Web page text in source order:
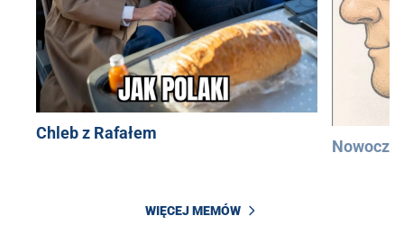
Chleb z Rafałem
WIĘCEJ MEMÓW